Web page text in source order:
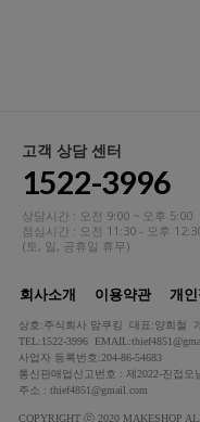
고객 상담 센터
1522-3996
상담시간 : 오전 9:00 ~ 오후 5:00
점심시간 : 오전 11:30 - 오후
(토, 일, 공휴일 휴무)
회사소개 이용약관 개
상호:주식회사 맘쿠킹 대표:양희철
TEL:1522-3996
사업자 등록번호:204-86-54683
통신판매업신고번호 : 제2022-진접오
주소 : thief4851@gmail.com
COPYRIGHT ⓒ 2020 MAKESHOP